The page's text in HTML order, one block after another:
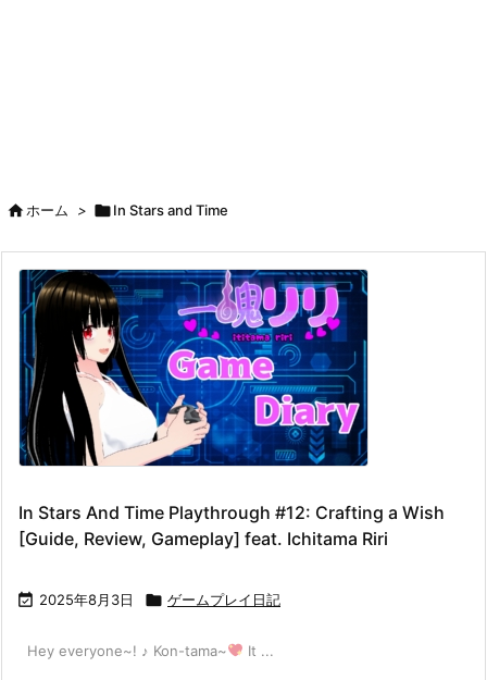
ホーム > In Stars and Time
In Stars And Time Playthrough #12: Crafting a Wish
[Guide, Review, Gameplay] feat. Ichitama Riri
 2025年8月3日  ゲームプレイ日記
Hey everyone~! ♪ Kon-tama~ It ...